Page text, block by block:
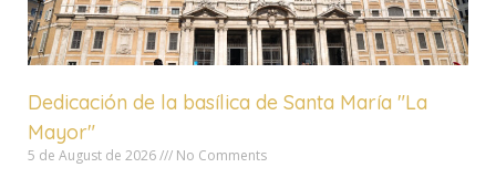
Dedicación de la basílica de Santa María "La
Mayor"
5 de August de 2026 No Comments